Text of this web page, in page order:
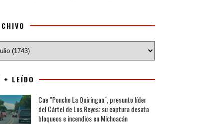
+ LEÍDO
Cae "Poncho La Quiringua", presunto líder
del Cártel de Los Reyes; su captura desata
bloqueos e incendios en Michoacán